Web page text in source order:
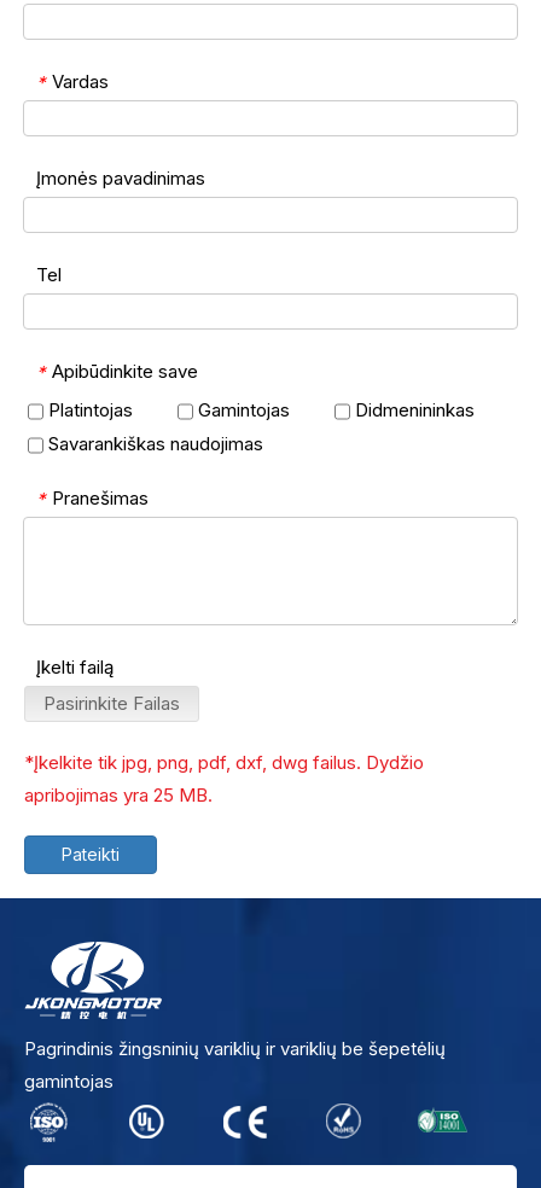
* Vardas
Įmonės pavadinimas
Tel
* Apibūdinkite save
Platintojas
Gamintojas
Didmenininkas
Savarankiškas naudojimas
* Pranešimas
Įkelti failą
Pasirinkite Failas
*Įkelkite tik jpg, png, pdf, dxf, dwg failus. Dydžio
apribojimas yra 25 MB.
Pateikti
Pagrindinis žingsninių variklių ir variklių be šepetėlių
gamintojas